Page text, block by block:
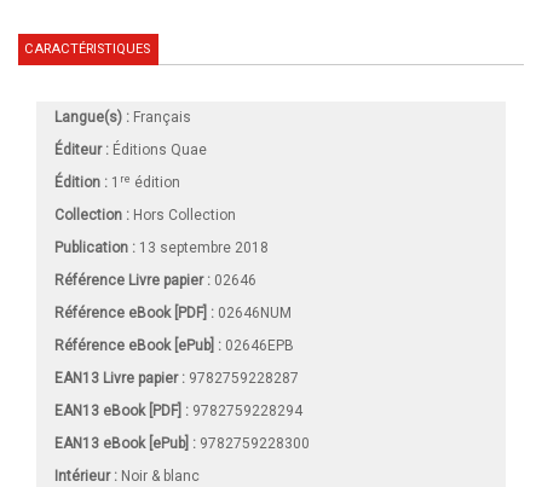
CARACTÉRISTIQUES
Langue(s) : Français
Éditeur : Éditions Quae
Édition : 1 re édition
Collection : Hors Collection
Publication : 13 septembre 2018
Référence Livre papier : 02646
Référence eBook [PDF] : 02646NUM
Référence eBook [ePub] : 02646EPB
EAN13 Livre papier : 9782759228287
EAN13 eBook [PDF] : 9782759228294
EAN13 eBook [ePub] : 9782759228300
Intérieur : Noir & blanc